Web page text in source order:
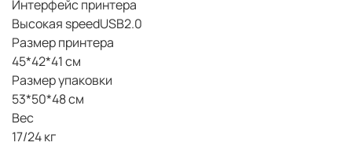
Интерфейс принтера
Высокая speedUSB2.0
Размер принтера
45*42*41 см
Размер упаковки
53*50*48 см
Вес
17/24 кг